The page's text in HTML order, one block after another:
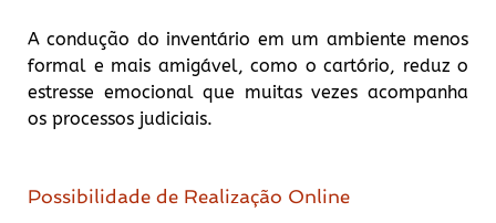
A condução do inventário em um ambiente menos
formal e mais amigável, como o cartório, reduz o
estresse emocional que muitas vezes acompanha
os processos judiciais.
Possibilidade de Realização Online